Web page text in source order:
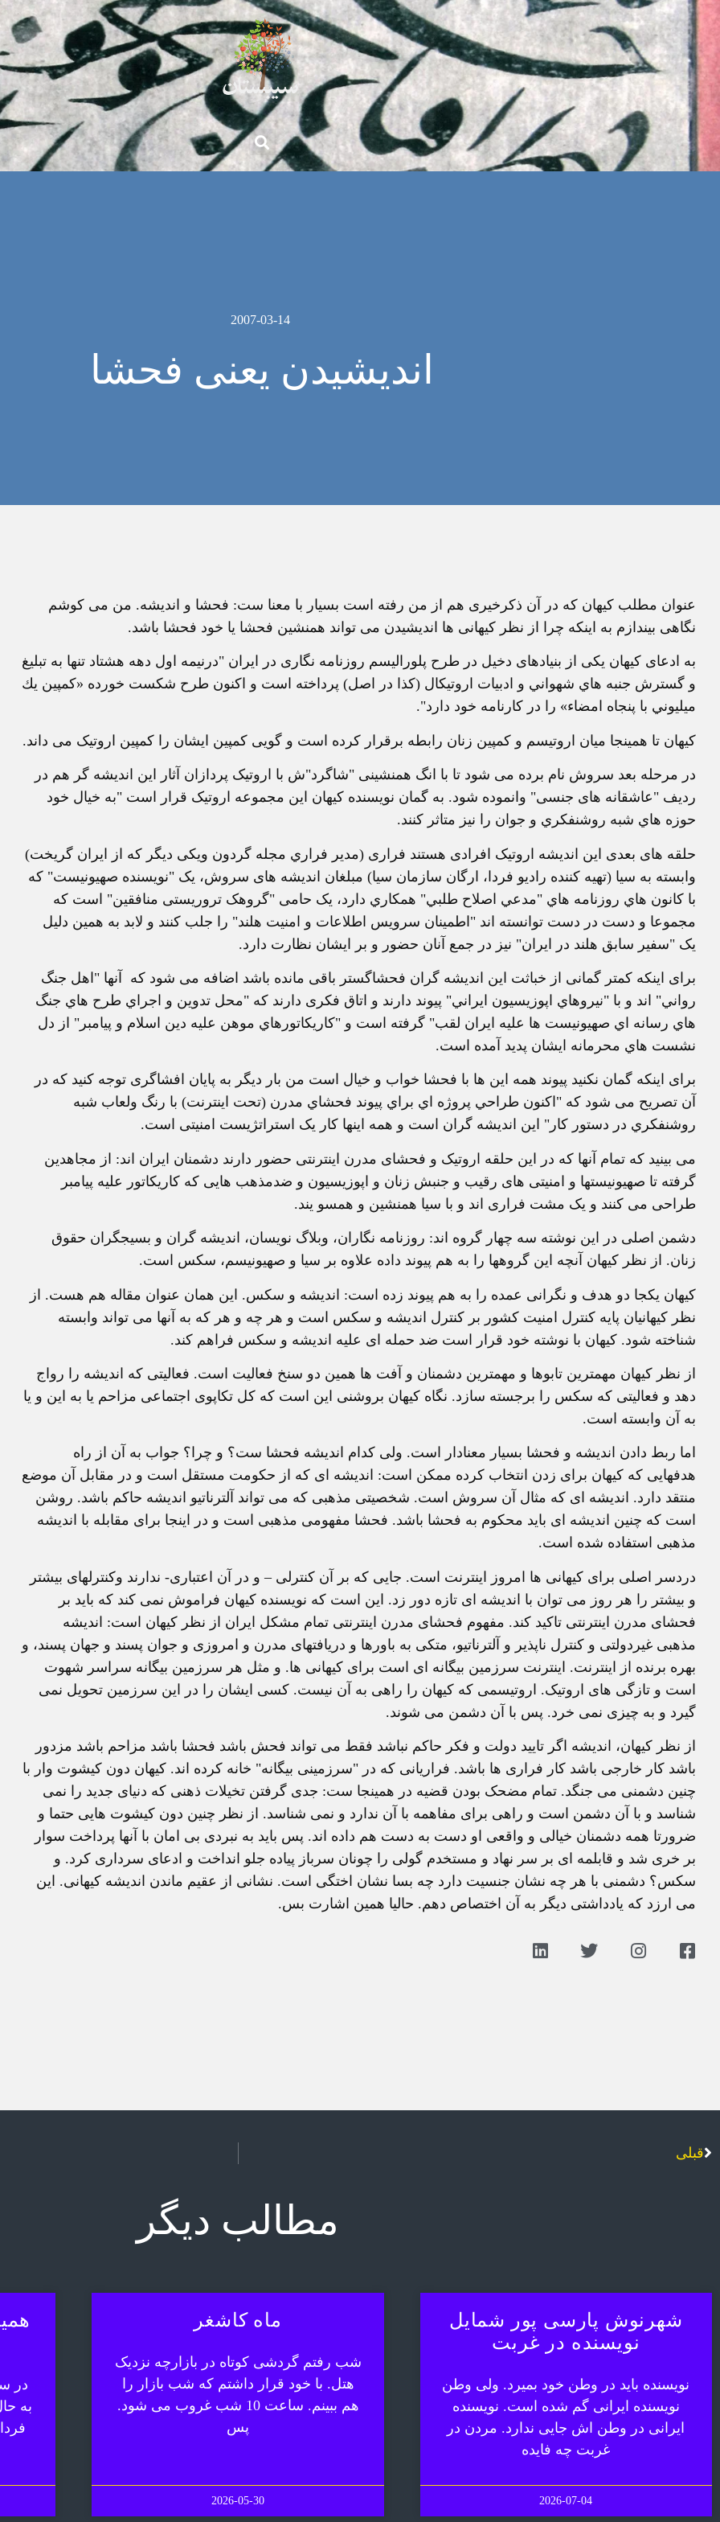
2007-03-14
انديشيدن يعنی فحشا
عنوان مطلب کيهان که در آن ذکرخيری هم از من رفته است بسيار با معنا ست: فحشا و انديشه. من می کوشم
نگاهی بيندازم به اينکه چرا از نظر کيهانی ها انديشيدن می تواند همنشين فحشا يا خود فحشا باشد.
به ادعای کيهان يکی از بنيادهای دخيل در طرح پلوراليسم روزنامه نگاری در ايران "درنيمه اول دهه هشتاد تنها به تبليغ
و گسترش جنبه هاي شهواني و ادبيات اروتيكال (کذا در اصل) پرداخته است و اكنون طرح شكست خورده «كمپين يك
ميليوني با پنجاه امضاء» را در كارنامه خود دارد".
کيهان تا همينجا ميان اروتيسم و کمپين زنان رابطه برقرار کرده است و گويی کمپين ايشان را کمپين اروتيک می داند.
در مرحله بعد سروش نام برده می شود تا با انگ همنشينی "شاگرد"ش با اروتيک پردازان آثار اين انديشه گر هم در
رديف "عاشقانه های جنسی" وانموده شود. به گمان نويسنده کيهان اين مجموعه اروتيک قرار است "به خيال خود
حوزه هاي شبه روشنفكري و جوان را نيز متاثر كنند.
حلقه های بعدی اين انديشه اروتيک افرادی هستند فراری (مدير فراري مجله گردون ويکی ديگر که از ايران گريخت)
وابسته به سيا (تهيه كننده راديو فردا، ارگان سازمان سيا) مبلغان انديشه های سروش، يک "نويسنده صهيونيست" كه
با كانون هاي روزنامه هاي "مدعي اصلاح طلبي" همكاري دارد، يک حامی "گروهک تروريستی منافقين" است که
مجموعا و دست در دست توانسته اند "اطمينان سرويس اطلاعات و امنيت هلند" را جلب کنند و لابد به همين دليل
يک "سفير سابق هلند در ايران" نيز در جمع آنان حضور و بر ايشان نظارت دارد.
برای اينکه کمتر گمانی از خباثت اين انديشه گران فحشاگستر باقی مانده باشد اضافه می شود که آنها "اهل جنگ
رواني" اند و با "نيروهاي اپوزيسيون ايراني" پيوند دارند و اتاق فکری دارند که "محل تدوين و اجراي طرح هاي جنگ
هاي رسانه اي صهيونيست ها عليه ايران لقب" گرفته است و "كاريكاتورهاي موهن عليه دين اسلام و پيامبر" از دل
نشست هاي محرمانه ايشان پديد آمده است.
برای اينکه گمان نکنيد پيوند همه اين ها با فحشا خواب و خيال است من بار ديگر به پايان افشاگری توجه کنيد که در
آن تصريح می شود که "اكنون طراحي پروژه اي براي پيوند فحشاي مدرن (تحت اينترنت) با رنگ ولعاب شبه
روشنفكري در دستور كار" اين انديشه گران است و همه اينها کار يک استراتژيست امنيتی است.
می بينيد که تمام آنها که در اين حلقه اروتيک و فحشای مدرن اينترنتی حضور دارند دشمنان ايران اند: از مجاهدين
گرفته تا صهيونيستها و امنيتی های رقيب و جنبش زنان و اپوزيسيون و ضدمذهب هايی که کاريکاتور عليه پيامبر
طراحی می کنند و يک مشت فراری اند و با سيا همنشين و همسو يند.
دشمن اصلی در اين نوشته سه چهار گروه اند: روزنامه نگاران، وبلاگ نويسان، انديشه گران و بسيجگران حقوق
زنان. از نظر کيهان آنچه اين گروهها را به هم پيوند داده علاوه بر سيا و صهيونيسم، سکس است.
کيهان يکجا دو هدف و نگرانی عمده را به هم پيوند زده است: انديشه و سکس. اين همان عنوان مقاله هم هست. از
نظر کيهانيان پايه کنترل امنيت کشور بر کنترل انديشه و سکس است و هر چه و هر که به آنها می تواند وابسته
شناخته شود. کيهان با نوشته خود قرار است ضد حمله ای عليه انديشه و سکس فراهم کند.
از نظر کيهان مهمترين تابوها و مهمترين دشمنان و آفت ها همين دو سنخ فعاليت است. فعاليتی که انديشه را رواج
دهد و فعاليتی که سکس را برجسته سازد. نگاه کيهان بروشنی اين است که کل تکاپوی اجتماعی مزاحم يا به اين و يا
به آن وابسته است.
اما ربط دادن انديشه و فحشا بسيار معنادار است. ولی کدام انديشه فحشا ست؟ و چرا؟ جواب به آن از راه
هدفهايی که کيهان برای زدن انتخاب کرده ممکن است: انديشه ای که از حکومت مستقل است و در مقابل آن موضع
منتقد دارد. انديشه ای که مثال آن سروش است. شخصيتی مذهبی که می تواند آلترناتيو انديشه حاکم باشد. روشن
است که چنين انديشه ای بايد محکوم به فحشا باشد. فحشا مفهومی مذهبی است و در اينجا برای مقابله با انديشه
مذهبی استفاده شده است.
دردسر اصلی برای کيهانی ها امروز اينترنت است. جايی که بر آن کنترلی – و در آن اعتباری- ندارند وکنترلهای بيشتر
و بيشتر را هر روز می توان با انديشه ای تازه دور زد. اين است که نويسنده کيهان فراموش نمی کند که بايد بر
فحشای مدرن اينترنتی تاکيد کند. مفهوم فحشای مدرن اينترنتی تمام مشکل ايران از نظر کيهان است: انديشه
مذهبی غيردولتی و کنترل ناپذير و آلترناتيو، متکی به باورها و دريافتهای مدرن و امروزی و جوان پسند و جهان پسند، و
بهره برنده از اينترنت. اينترنت سرزمين بيگانه ای است برای کيهانی ها. و مثل هر سرزمين بيگانه سراسر شهوت
است و تازگی های اروتيک. اروتيسمی که کيهان را راهی به آن نيست. کسی ايشان را در اين سرزمين تحويل نمی
گيرد و به چيزی نمی خرد. پس با آن دشمن می شوند.
از نظر کيهان، انديشه اگر تاييد دولت و فکر حاکم نباشد فقط می تواند فحش باشد فحشا باشد مزاحم باشد مزدور
باشد کار خارجی باشد کار فراری ها باشد. فراريانی که در "سرزمينی بيگانه" خانه کرده اند. کيهان دون کيشوت وار با
چنين دشمنی می جنگد. تمام مضحک بودن قضيه در همينجا ست: جدی گرفتن تخيلات ذهنی که دنيای جديد را نمی
شناسد و با آن دشمن است و راهی برای مفاهمه با آن ندارد و نمی شناسد. از نظر چنين دون کيشوت هايی حتما و
ضرورتا همه دشمنان خيالی و واقعی او دست به دست هم داده اند. پس بايد به نبردی بی امان با آنها پرداخت سوار
بر خری شد و قابلمه ای بر سر نهاد و مستخدم گولی را چونان سرباز پياده جلو انداخت و ادعای سرداری کرد. و
سکس؟ دشمنی با هر چه نشان جنسيت دارد چه بسا نشان اختگی است. نشانی از عقيم ماندن انديشه کيهانی. اين
می ارزد که يادداشتی ديگر به آن اختصاص دهم. حاليا همين اشارت بس.
قبلی
مطالب دیگر
شهرنوش پارسی پور شمایل
نویسنده در غربت
نویسنده باید در وطن خود بمیرد. ولی وطن
نویسنده ایرانی گم شده است. نویسنده
ایرانی در وطن اش جایی ندارد. مردن در
غربت چه فایده
2026-07-04
ماه کاشغر
شب رفتم گردشی کوتاه در بازارچه نزدیک
هتل. با خود قرار داشتم که شب بازار را
هم ببینم. ساعت 10 شب غروب می شود.
پس
2026-05-30
در
به